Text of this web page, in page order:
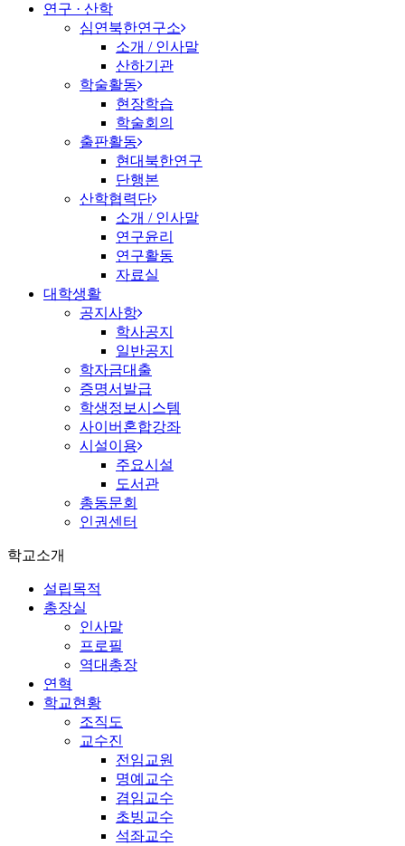
연구 · 산학
심연북한연구소
소개 / 인사말
산하기관
학술활동
현장학습
학술회의
출판활동
현대북한연구
단행본
산학협력단
소개 / 인사말
연구윤리
연구활동
자료실
대학생활
공지사항
학사공지
일반공지
학자금대출
증명서발급
학생정보시스템
사이버혼합강좌
시설이용
주요시설
도서관
총동문회
인권센터
학교소개
설립목적
총장실
인사말
프로필
역대총장
연혁
학교현황
조직도
교수진
전임교원
명예교수
겸임교수
초빙교수
석좌교수